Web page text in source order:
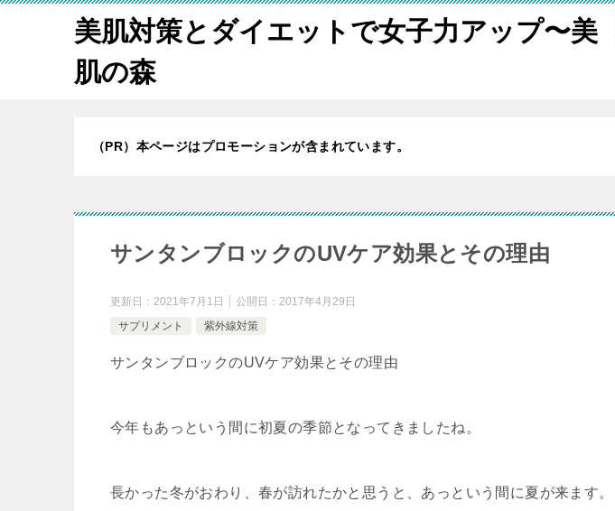
美肌対策とダイエットで女子力アップ〜美
肌の森
（PR）本ページはプロモーションが含まれています。
サンタンブロックのUVケア効果とその理由
更新日： 2021年7月1日 公開日： 2017年4月29日
サプリメント
紫外線対策
サンタンブロックのUVケア効果とその理由
今年もあっという間に初夏の季節となってきましたね。
長かった冬がおわり、春が訪れたかと思うと、あっという間に夏が来ます。